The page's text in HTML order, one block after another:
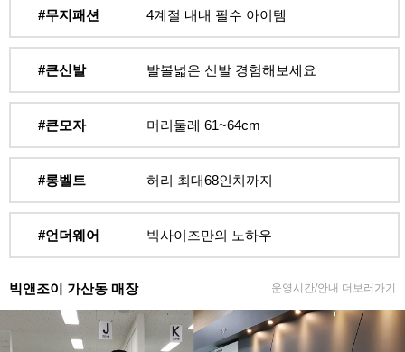
#무지패션 4계절 내내 필수 아이템
#큰신발 발볼넓은 신발 경험해보세요
#큰모자 머리둘레 61~64cm
#롱벨트 허리 최대68인치까지
#언더웨어 빅사이즈만의 노하우
빅앤조이 가산동 매장 운영시간/안내 더보러가기